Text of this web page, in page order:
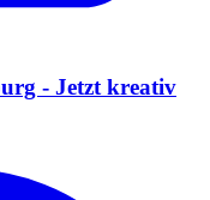
- Jetzt kreativ